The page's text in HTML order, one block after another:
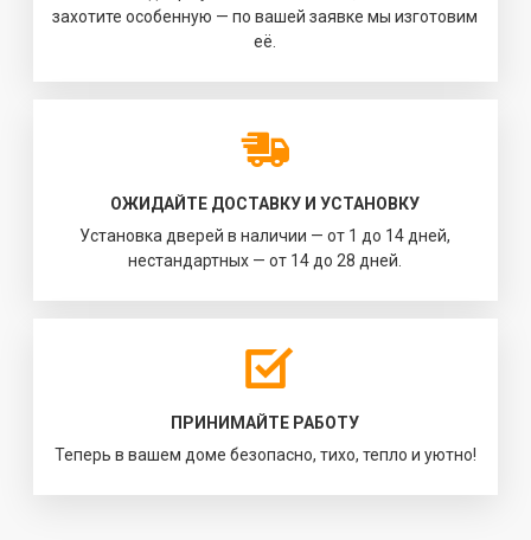
захотите особенную — по вашей заявке мы изготовим
её.
ОЖИДАЙТЕ ДОСТАВКУ И УСТАНОВКУ
Установка дверей в наличии — от 1 до 14 дней,
нестандартных — от 14 до 28 дней.
ПРИНИМАЙТЕ РАБОТУ
Теперь в вашем доме безопасно, тихо, тепло и уютно!